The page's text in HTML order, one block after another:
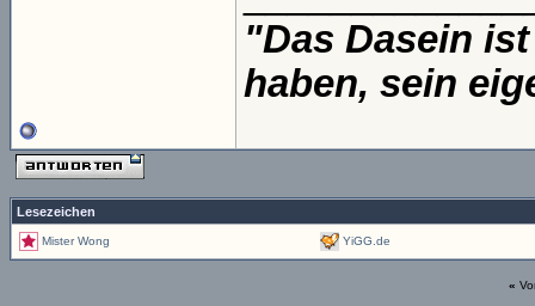
"Das Dasein
haben, sein
Lesezeichen
Mister Wong YiGG.de
«